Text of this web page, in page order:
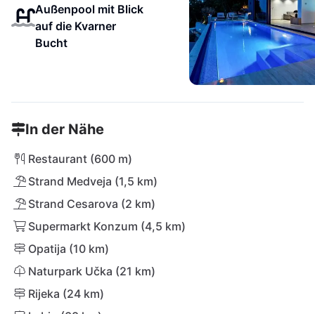
Außenpool mit Blick
auf die Kvarner
Bucht
In der Nähe
Restaurant (600 m)
Strand Medveja (1,5 km)
Strand Cesarova (2 km)
Supermarkt Konzum (4,5 km)
Opatija (10 km)
Naturpark Učka (21 km)
Rijeka (24 km)